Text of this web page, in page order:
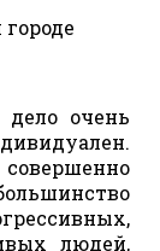
очень
людей,